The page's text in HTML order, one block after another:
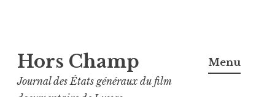
au
contenu
principal
Hors Champ
Journal des États généraux du film
Menu